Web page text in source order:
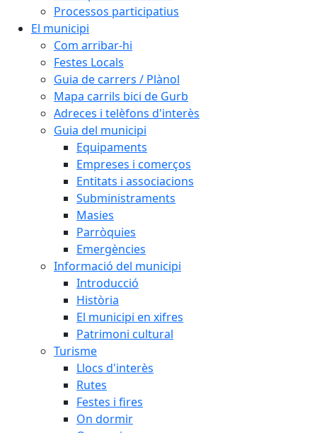
Processos participatius
El municipi
Com arribar-hi
Festes Locals
Guia de carrers / Plànol
Mapa carrils bici de Gurb
Adreces i telèfons d'interès
Guia del municipi
Equipaments
Empreses i comerços
Entitats i associacions
Subministraments
Masies
Parròquies
Emergències
Informació del municipi
Introducció
Història
El municipi en xifres
Patrimoni cultural
Turisme
Llocs d'interès
Rutes
Festes i fires
On dormir